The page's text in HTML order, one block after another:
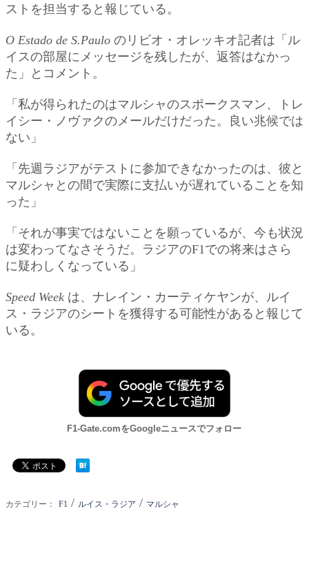
ストを担当すると報じている。
O Estado de S.Paulo のリビオ・オレッキオ記者は「ル
イスの部屋にメッセージを残したが、返答はなかっ
た」とコメント。
「私が得られたのはマルシャのスポークスマン、トレ
イシー・ノヴァクのメールだけだった。良い兆候では
ない」
「先週ラジアがテストに参加できなかったのは、彼と
マルシャとの間で実際に支払いが遅れていることを知
った」
「それが事実ではないことを願っているが、今も状況
は変わってなさそうだ。ラジアのF1での将来はさら
に疑わしくなっている」
Speed Week は、ナレイン・カーティケヤンが、ルイ
ス・ラジアのシートを獲得する可能性があると報じて
いる。
F1-Gate.comをGoogleニュースでフォロー
カテゴリー： F1 / ルイス・ラジア / マルシャ